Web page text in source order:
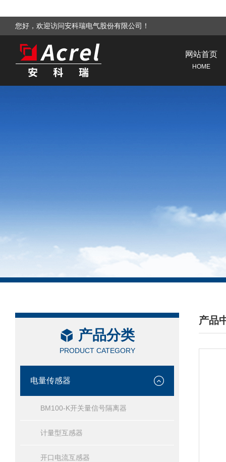
您好，欢迎访问安科瑞电气股份有限公司！
网站首页
HOME
产品分类
PRODUCT CATEGORY
电量传感器
BM100-K开关量信号隔离器
计量型互感器
开口电流互感器
产品
/